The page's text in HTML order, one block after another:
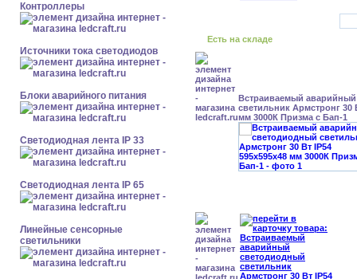
Контроллеры
Источники тока светодиодов
Блоки аварийного питания
Светодиодная лента IP 33
Светодиодная лента IP 65
Линейные сенсорные
светильники
Есть на складе
Встраиваемый
светильник Армстронг 30
мм 3000К Призма с Бап-1